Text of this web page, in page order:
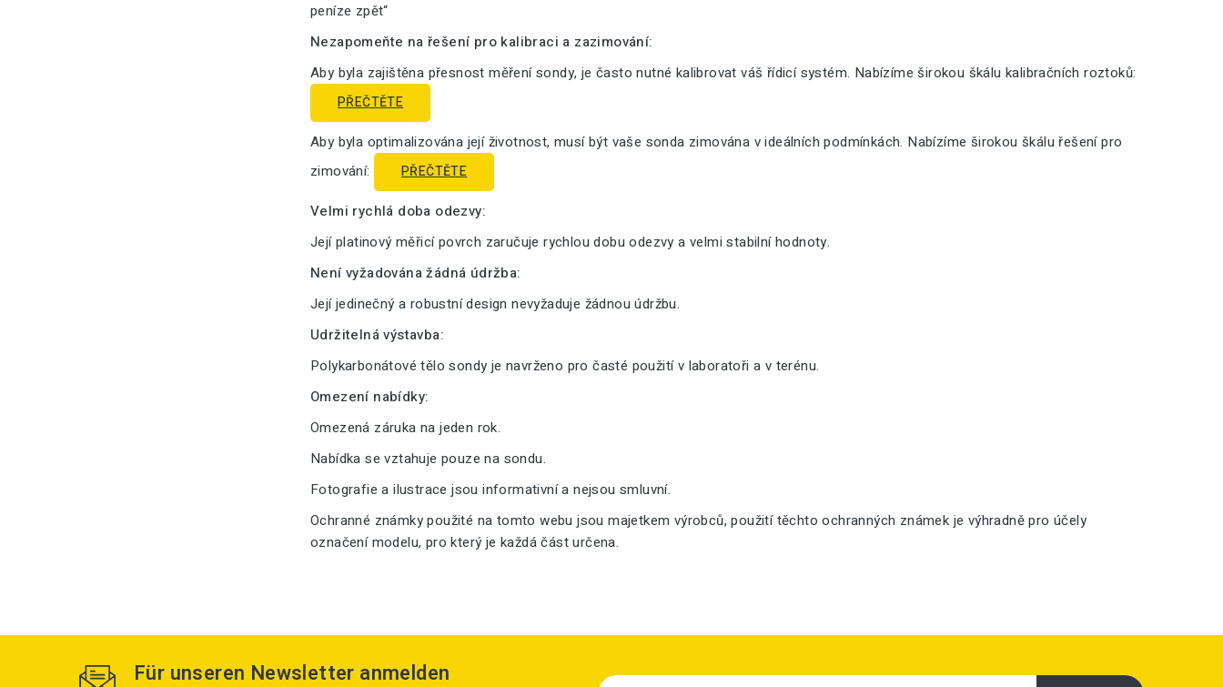
peníze zpět“
Nezapomeňte na řešení pro kalibraci a zazimování:
Aby byla zajištěna přesnost měření sondy, je často nutné kalibrovat váš řídicí systém. Nabízíme širokou škálu kalibračních roztoků:
PŘEČTĚTE
Aby byla optimalizována její životnost, musí být vaše sonda zimována v ideálních podmínkách. Nabízíme širokou škálu řešení pro
zimování:
PŘEČTĚTE
Velmi rychlá doba odezvy:
Její platinový měřicí povrch zaručuje rychlou dobu odezvy a velmi stabilní hodnoty.
Není vyžadována žádná údržba:
Její jedinečný a robustní design nevyžaduje žádnou údržbu.
Udržitelná výstavba:
Polykarbonátové tělo sondy je navrženo pro časté použití v laboratoři a v terénu.
Omezení nabídky:
Omezená záruka na jeden rok.
Nabídka se vztahuje pouze na sondu.
Fotografie a ilustrace jsou informativní a nejsou smluvní.
Ochranné známky použité na tomto webu jsou majetkem výrobců, použití těchto ochranných známek je výhradně pro účely
označení modelu, pro který je každá část určena.
Für unseren Newsletter anmelden